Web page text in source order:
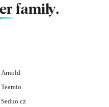
family.
Arnold
Teamio
Seduo.cz